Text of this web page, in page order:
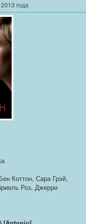
года
Коттон, Сара Грэй,
Роз, Джерри